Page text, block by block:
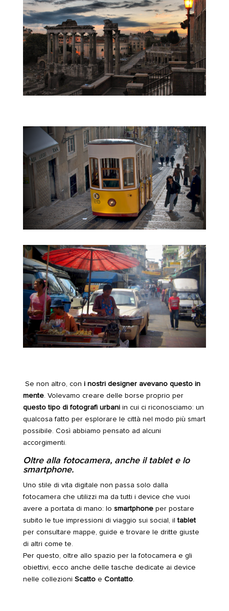
Se non altro, con i nostri designer avevano questo in
mente. Volevamo creare delle borse proprio per
questo tipo di fotografi urbaniin cui ci riconosciamo: un
qualcosa fatto per esplorare le città nel modo più smart
possibile. Così abbiamo pensato ad alcuni
accorgimenti.
Oltre alla fotocamera, anche il tablet e lo
smartphone.
Uno stile di vita digitale non passa solo dalla
fotocamera che utilizzi ma da tutti i device che vuoi
avere a portata di mano: lo smartphoneper postare
subito le tue impressioni di viaggio sui social, iltablet
per consultare mappe, guide e trovare le dritte giuste
di altri come te.
Per questo, oltre allo spazio per la fotocamera e gli
obiettivi, ecco anche delle tasche dedicate ai device
nelle collezioni Scattoe Contatto.